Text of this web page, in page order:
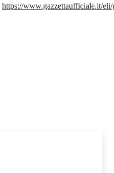
https://www.gazzettaufficiale.it/